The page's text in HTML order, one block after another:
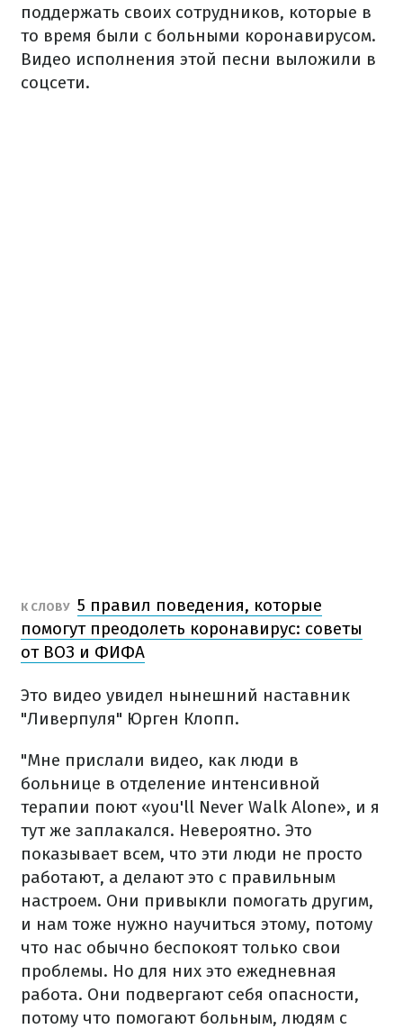
поддержать своих сотрудников, которые в
то время были с больными коронавирусом.
Видео исполнения этой песни выложили в
соцсети.
К СЛОВУ 5 правил поведения, которые
помогут преодолеть коронавирус: советы
от ВОЗ и ФИФА
Это видео увидел нынешний наставник
"Ливерпуля" Юрген Клопп.
"Мне прислали видео, как люди в
больнице в отделение интенсивной
терапии поют «you'll Never Walk Alone», и я
тут же заплакался. Невероятно. Это
показывает всем, что эти люди не просто
работают, а делают это с правильным
настроем. Они привыкли помогать другим,
и нам тоже нужно научиться этому, потому
что нас обычно беспокоят только свои
проблемы. Но для них это ежедневная
работа. Они подвергают себя опасности,
потому что помогают больным, людям с